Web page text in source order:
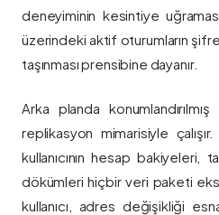
deneyiminin kesintiye
üzerindeki aktif oturumların
taşınması prensibine dayanır.
Arka planda
replikasyon mimarisiyle
kullanıcının hesap bakiyeleri,
dökümleri hiçbir veri paketi
kullanıcı, adres değişikliği